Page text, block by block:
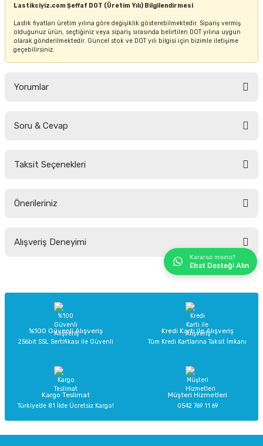
Lastikciyiz.com Şeffaf DOT (Üretim Yılı) Bilgilendirmesi
Lastik fiyatları üretim yılına göre değişiklik gösterebilmektedir. Sipariş vermiş
olduğunuz ürün, seçtiğiniz veya sipariş sırasında belirtilen DOT yılına uygun
olarak gönderilmektedir. Güncel stok ve DOT yılı bilgisi için bizimle iletişime
geçebilirsiniz.
Yorumlar
Soru & Cevap
Taksit Seçenekleri
Önerileriniz
yetersiz gördüğünüz noktaları öneri formunu kullanarak tarafımıza
Ürün açıklamasında eksik bilgiler bulunuyor.
Ürün bilgilerinde hatalar bulunuyor.
Ürün fiyatı diğer sitelerden daha pahalı.
Alışveriş Deneyimi
Sitemize ilk yorumu siz yapın!
%100 Güvenli Alışveriş
256bit SSL Sertifikası ile Güvenli
Kredi Kartı ile Alışveriş
Tüm Kredi Kartlarına Taksit İmkanı
Kargo Teslimat
Türkiye’de 81 İlde Ücretsiz Kargo!
Müşteri Hizmetleri
0542 769 11 69
Kararsız mısınız?
Ebat Desteği Alın